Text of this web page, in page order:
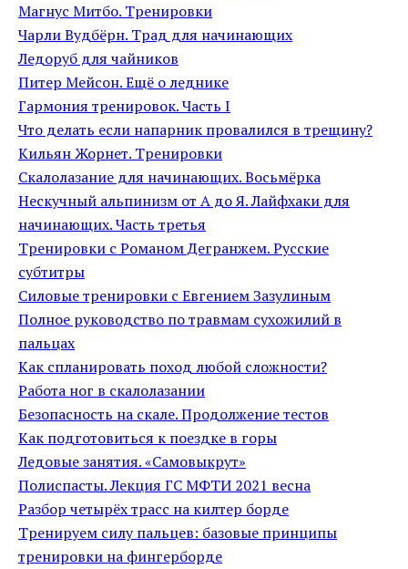
Магнус Митбо. Тренировки
Чарли Вудбёрн. Трад для начинающих
Ледоруб для чайников
Питер Мейсон. Ещё о леднике
Гармония тренировок. Часть I
Что делать если напарник провалился в трещину?
Кильян Жорнет. Тренировки
Скалолазание для начинающих. Восьмёрка
Нескучный альпинизм от А до Я. Лайфхаки для
начинающих. Часть третья
Тренировки с Романом Дегранжем. Русские
субтитры
Силовые тренировки с Евгением Зазулиным
Полное руководство по травмам сухожилий в
пальцах
Как спланировать поход любой сложности?
Работа ног в скалолазании
Безопасность на скале. Продолжение тестов
Как подготовиться к поездке в горы
Ледовые занятия. «Самовыкрут»
Полиспасты. Лекция ГС МФТИ 2021 весна
Разбор четырёх трасс на килтер борде
Тренируем силу пальцев: базовые принципы
тренировки на фингерборде